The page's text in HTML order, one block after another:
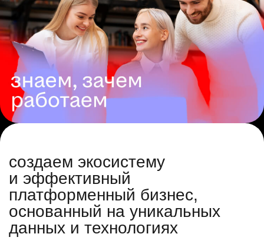
создаем экосистему
и эффективный
платформенный бизнес,
основанный на уникальных
данных и технологиях